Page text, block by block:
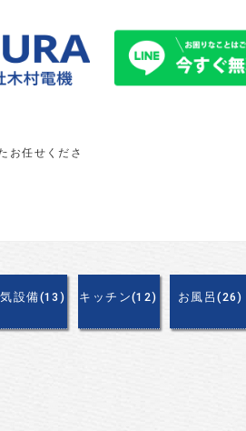
お任せくださ
設備(13) キッチン(12) お風呂(26)